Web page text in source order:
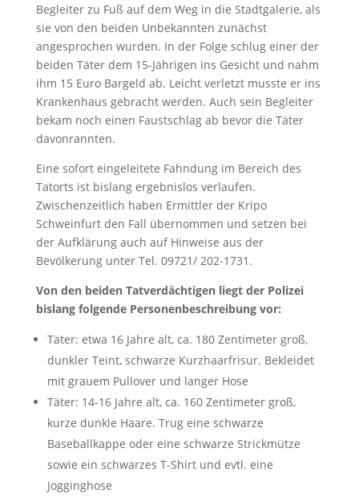
Begleiter zu Fuß auf dem Weg in die Stadtgalerie, als
sie von den beiden Unbekannten zunächst
angesprochen wurden. In der Folge schlug einer der
beiden Täter dem 15-Jährigen ins Gesicht und nahm
ihm 15 Euro Bargeld ab. Leicht verletzt musste er ins
Krankenhaus gebracht werden. Auch sein Begleiter
bekam noch einen Faustschlag ab bevor die Täter
davonrannten.
Eine sofort eingeleitete Fahndung im Bereich des
Tatorts ist bislang ergebnislos verlaufen.
Zwischenzeitlich haben Ermittler der Kripo
Schweinfurt den Fall übernommen und setzen bei
der Aufklärung auch auf Hinweise aus der
Bevölkerung unter Tel. 09721/ 202-1731.
Von den beiden Tatverdächtigen liegt der Polizei
bislang folgende Personenbeschreibung vor:
Täter: etwa 16 Jahre alt, ca. 180 Zentimeter groß,
dunkler Teint, schwarze Kurzhaarfrisur. Bekleidet
mit grauem Pullover und langer Hose
Täter: 14-16 Jahre alt, ca. 160 Zentimeter groß,
kurze dunkle Haare. Trug eine schwarze
Baseballkappe oder eine schwarze Strickmütze
sowie ein schwarzes T-Shirt und evtl. eine
Jogginghose